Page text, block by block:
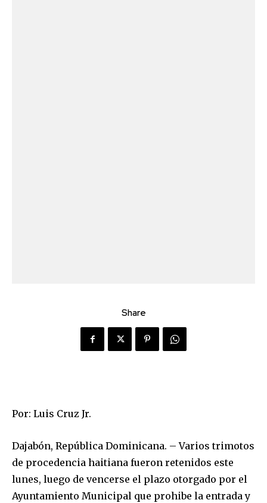
Share
Por: Luis Cruz Jr.
Dajabón, República Dominicana. – Varios trimotos
de procedencia haitiana fueron retenidos este
lunes, luego de vencerse el plazo otorgado por el
Ayuntamiento Municipal que prohibe la entrada y